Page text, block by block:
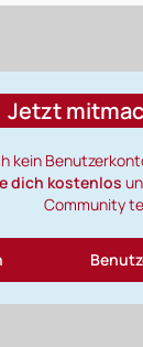
Jetzt
kein
dich kostenlos
Community